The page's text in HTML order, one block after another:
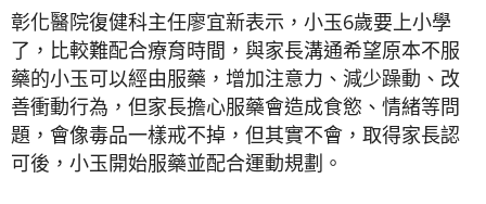
彰化醫院復健科主任廖宜新表示，小玉6歲要上小學
了，比較難配合療育時間，與家長溝通希望原本不服
藥的小玉可以經由服藥，增加注意力、減少躁動、改
善衝動行為，但家長擔心服藥會造成食慾、情緒等問
題，會像毒品一樣戒不掉，但其實不會，取得家長認
可後，小玉開始服藥並配合運動規劃。